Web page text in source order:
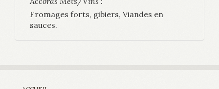
Fromages forts, gibiers, Viandes en
sauces.